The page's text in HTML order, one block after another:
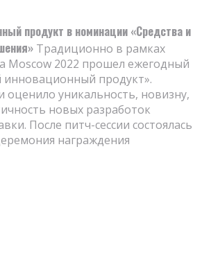
продукт в номинации «Средства и
Традиционно в рамках
Moscow 2022 прошел ежегодный
инновационный продукт».
оценило уникальность, новизну,
новых разработок
После питч-сессии состоялась
награждения